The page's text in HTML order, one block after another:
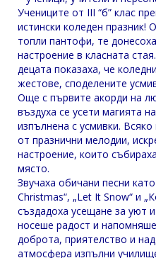
Учениците от III “б” клас
истински коледен празник!
топли пантофи, те
настроение в класната
децата показаха, че
жестове, споделените
Още с първите акорди на
въздуха се усети магията
изпълнена с усмивки.
от празнични мелодии,
настроение, които
място.
Звучаха обичани песни
Christmas“, „Let It Snow“ и
създадоха усещане за уют
носеше радост и
доброта, приятелство и
атмосфера изпълни